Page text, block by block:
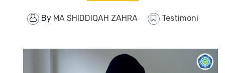
By MA SHIDDIQAH ZAHRA Testimoni